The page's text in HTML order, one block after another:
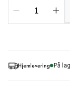
Hjemlevering På